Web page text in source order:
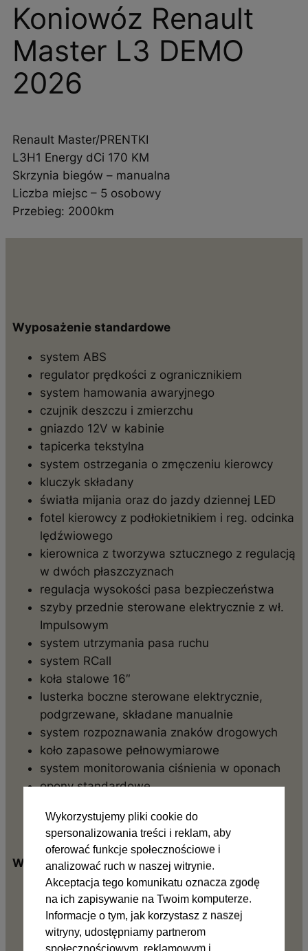
Wykorzystujemy pliki cookie do
spersonalizowania treści i reklam, aby
oferować funkcje społecznościowe i
analizować ruch w naszej witrynie.
Akceptacja tego komunikatu oznacza zgodę
na ich zapisywanie na Twoim komputerze.
Informacje o tym, jak korzystasz z naszej
witryny, udostępniamy partnerom
społecznościowym, reklamowym i
Koniowóz Renault
Master L3 DEMO
2026
Renault Master/PRENTKI
L3H1 Energy dCi 170 KM
Skrzynia biegów – manualna
Liczba miejsc – 5 osobowy
Przebieg: 2000km
Wyposażenie standardowe
system ABS
regulator prędkości z ogranicznikiem
system hamowania awaryjnego
czujnik deszczu i zmierzchu
gniazdo 12V w kabinie
tapicerka tekstylna
system ostrzegania o zmęczeniu kierowcy
kluczyk składany
światła mijania oraz do jazdy dziennej LED
fotel kierowcy z podłokietnikiem i reg. odcinka
lędźwiowego
kierownica z tworzywa sztucznego z regulacją
w dwóch płaszczyznach
regulacja wysokości pasa bezpieczeństwa
szyby przednie sterowane elektrycznie z wł.
Impulsowym
system utrzymania pasa ruchu
system RCall
koła stalowe 16″
lusterka boczne sterowane elektrycznie,
podgrzewane, składane manualnie
system rozpoznawania znaków drogowych
koło zapasowe pełnowymiarowe
system monitorowania ciśnienia w oponach
opony standardowe
Wyposażenie dodatkowe
klimatyzacja sterowana automatycznie
fotel pasażera z podłokietnikiem
centralny zamek z blokadą antywłamaniową
tapicerka materiałowa CORE